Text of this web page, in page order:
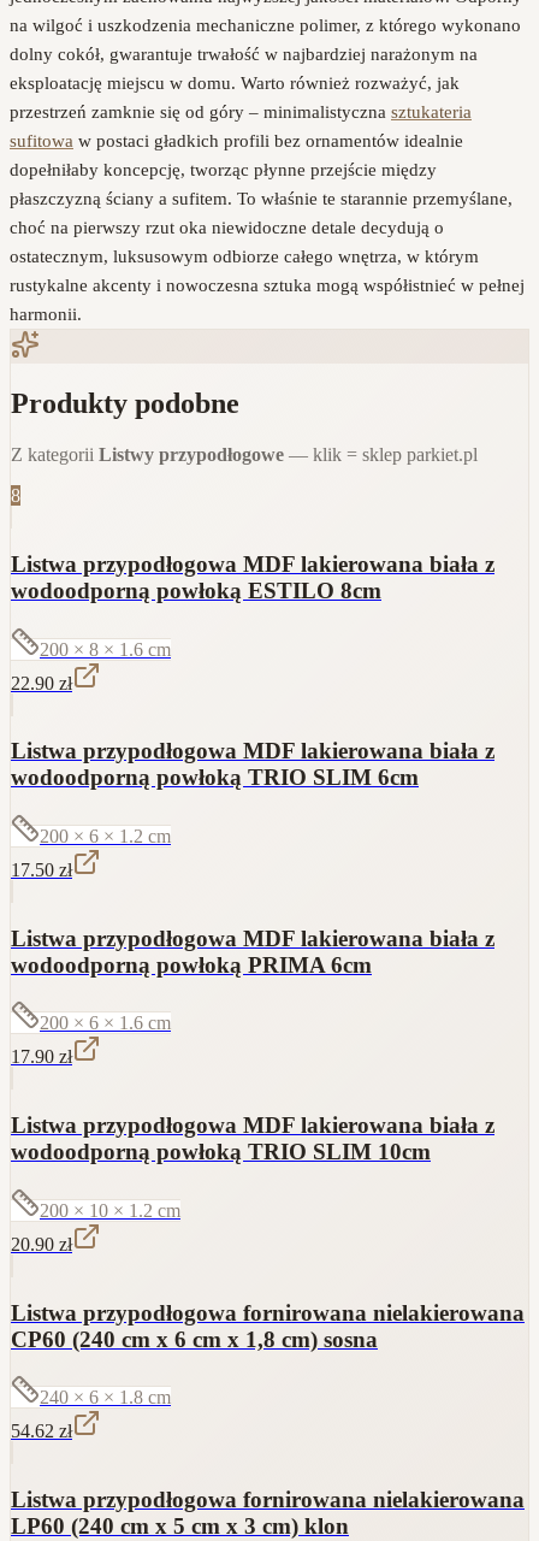
na wilgoć i uszkodzenia mechaniczne polimer, z którego wykonano
dolny cokół, gwarantuje trwałość w najbardziej narażonym na
eksploatację miejscu w domu. Warto również rozważyć, jak
przestrzeń zamknie się od góry – minimalistyczna sztukateria
sufitowa w postaci gładkich profili bez ornamentów idealnie
dopełniłaby koncepcję, tworząc płynne przejście między
płaszczyzną ściany a sufitem. To właśnie te starannie przemyślane,
choć na pierwszy rzut oka niewidoczne detale decydują o
ostatecznym, luksusowym odbiorze całego wnętrza, w którym
rustykalne akcenty i nowoczesna sztuka mogą współistnieć w pełnej
harmonii.
Produkty podobne
Z kategorii Listwy przypodłogowe — klik = sklep parkiet.pl
8
Listwa przypodłogowa MDF lakierowana biała z
wodoodporną powłoką ESTILO 8cm
200 × 8 × 1.6 cm
22.90 zł
Listwa przypodłogowa MDF lakierowana biała z
wodoodporną powłoką TRIO SLIM 6cm
200 × 6 × 1.2 cm
17.50 zł
Listwa przypodłogowa MDF lakierowana biała z
wodoodporną powłoką PRIMA 6cm
200 × 6 × 1.6 cm
17.90 zł
Listwa przypodłogowa MDF lakierowana biała z
wodoodporną powłoką TRIO SLIM 10cm
200 × 10 × 1.2 cm
20.90 zł
Listwa przypodłogowa fornirowana nielakierowana
CP60 (240 cm x 6 cm x 1,8 cm) sosna
240 × 6 × 1.8 cm
54.62 zł
Listwa przypodłogowa fornirowana nielakierowana
LP60 (240 cm x 5 cm x 3 cm) klon